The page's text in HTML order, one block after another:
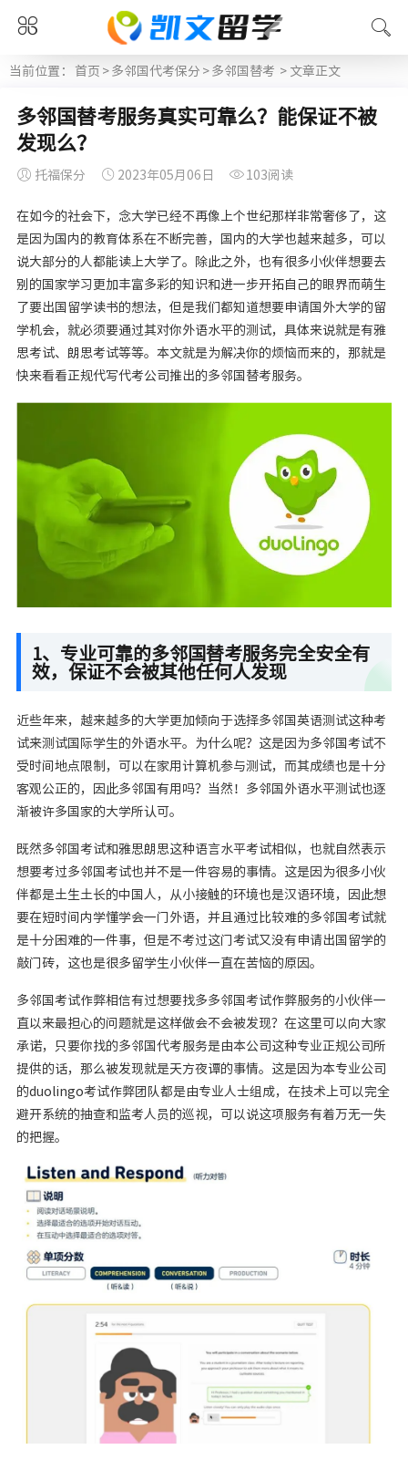
当前位置： 首页 > 多邻国代考保分 > 多邻国替考 > 文章正文
多邻国替考服务真实可靠么？能保证不被
发现么？
托福保分 2023年05月06日 103阅读
在如今的社会下，念大学已经不再像上个世纪那样非常奢侈了，这
是因为国内的教育体系在不断完善，国内的大学也越来越多，可以
说大部分的人都能读上大学了。除此之外，也有很多小伙伴想要去
别的国家学习更加丰富多彩的知识和进一步开拓自己的眼界而萌生
了要出国留学读书的想法，但是我们都知道想要申请国外大学的留
学机会，就必须要通过其对你外语水平的测试，具体来说就是有雅
思考试、朗思考试等等。本文就是为解决你的烦恼而来的，那就是
快来看看正规代写代考公司推出的多邻国替考服务。
1、专业可靠的多邻国替考服务完全安全有
效，保证不会被其他任何人发现
近些年来，越来越多的大学更加倾向于选择多邻国英语测试这种考
试来测试国际学生的外语水平。为什么呢？这是因为多邻国考试不
受时间地点限制，可以在家用计算机参与测试，而其成绩也是十分
客观公正的，因此多邻国有用吗？当然！多邻国外语水平测试也逐
渐被许多国家的大学所认可。
既然多邻国考试和雅思朗思这种语言水平考试相似，也就自然表示
想要考过多邻国考试也并不是一件容易的事情。这是因为很多小伙
伴都是土生土长的中国人，从小接触的环境也是汉语环境，因此想
要在短时间内学懂学会一门外语，并且通过比较难的多邻国考试就
是十分困难的一件事，但是不考过这门考试又没有申请出国留学的
敲门砖，这也是很多留学生小伙伴一直在苦恼的原因。
多邻国考试作弊相信有过想要找多多邻国考试作弊服务的小伙伴一
直以来最担心的问题就是这样做会不会被发现？在这里可以向大家
承诺，只要你找的多邻国代考服务是由本公司这种专业正规公司所
提供的话，那么被发现就是天方夜谭的事情。这是因为本专业公司
的duolingo考试作弊团队都是由专业人士组成，在技术上可以完全
避开系统的抽查和监考人员的巡视，可以说这项服务有着万无一失
的把握。